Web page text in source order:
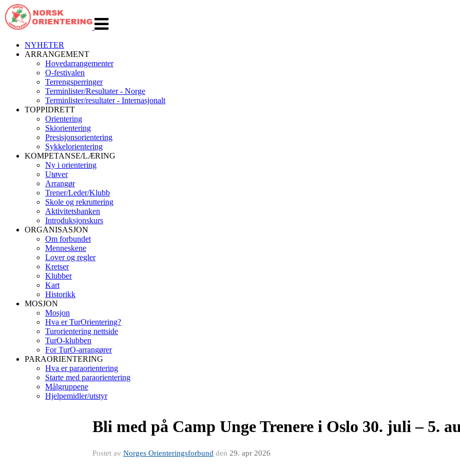
navigasjon
NYHETER
ARRANGEMENT
Hovedarrangementer
O-festivalen
Terrengsperringer
Terminlister/Resultater - Norge
Terminlister/resultater - Internasjonalt
TOPPIDRETT
Orientering
Skiorientering
Presisjonsorientering
Sykkelorientering
KOMPETANSE/LÆRING
Ny i orientering
Utøver
Arrangør
Trener/Leder/Klubb
Skole og rekruttering
Aktivitetsbanken
Introduksjonskurs
ORGANISASJON
Om forbundet
Menneskene
Lover og regler
Kretser
Klubber
Kart
Historikk
MOSJON
Mosjon
Hva er TurOrientering?
Turorientering nettside
TurO-klubben
For TurO-arrangører
PARAORIENTERING
Hva er paraorientering
Starte med paraorientering
Målgruppene
Hjelpemidler/utstyr
Bli med på Camp Unge Trenere i Oslo 30. juli – 5.
Postet av Norges Orienteringsforbund den 29. apr 2026